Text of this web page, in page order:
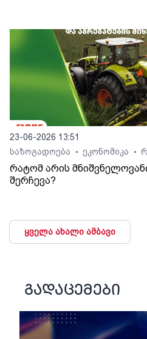
23-06-2026 13:51
საზოგადოება
• ეკონომიკა •
რატომ არის
შერჩევა?
ყველა ახალი ამბავი
გადაცემები